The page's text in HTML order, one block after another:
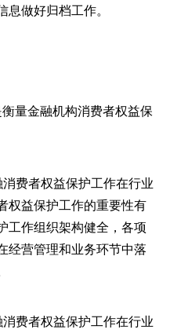
做好归档工作。
量金融机构消费者权益保
费者权益保护工作在行业
权益保护工作的重要性有
工作组织架构健全，各项
经营管理和业务环节中落
费者权益保护工作在行业